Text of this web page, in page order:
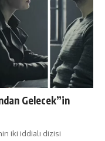
Gelecek”in
iki iddialı dizisi